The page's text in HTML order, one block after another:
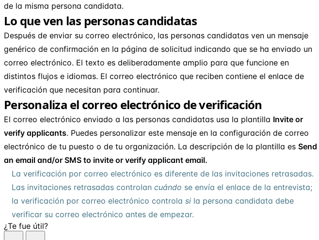
de la misma persona candidata.
Lo que ven las personas candidatas
Después de enviar su correo electrónico, las personas candidatas ven un mensaje
genérico de confirmación en la página de solicitud indicando que se ha enviado un
correo electrónico. El texto es deliberadamente amplio para que funcione en
distintos flujos e idiomas. El correo electrónico que reciben contiene el enlace de
verificación que necesitan para continuar.
Personaliza el correo electrónico de verificación
El correo electrónico enviado a las personas candidatas usa la plantilla Invite or
verify applicants. Puedes personalizar este mensaje en la configuración de correo
electrónico de tu puesto o de tu organización. La descripción de la plantilla es Send
an email and/or SMS to invite or verify applicant email.
La verificación por correo electrónico es diferente de las invitaciones retrasadas.
Las invitaciones retrasadas controlan cuándo se envía el enlace de la entrevista;
la verificación por correo electrónico controla si la persona candidata debe
verificar su correo electrónico antes de empezar.
¿Te fue útil?